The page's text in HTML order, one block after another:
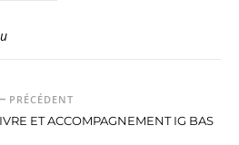
PRÉCÉDENT
ET ACCOMPAGNEMENT IG BAS